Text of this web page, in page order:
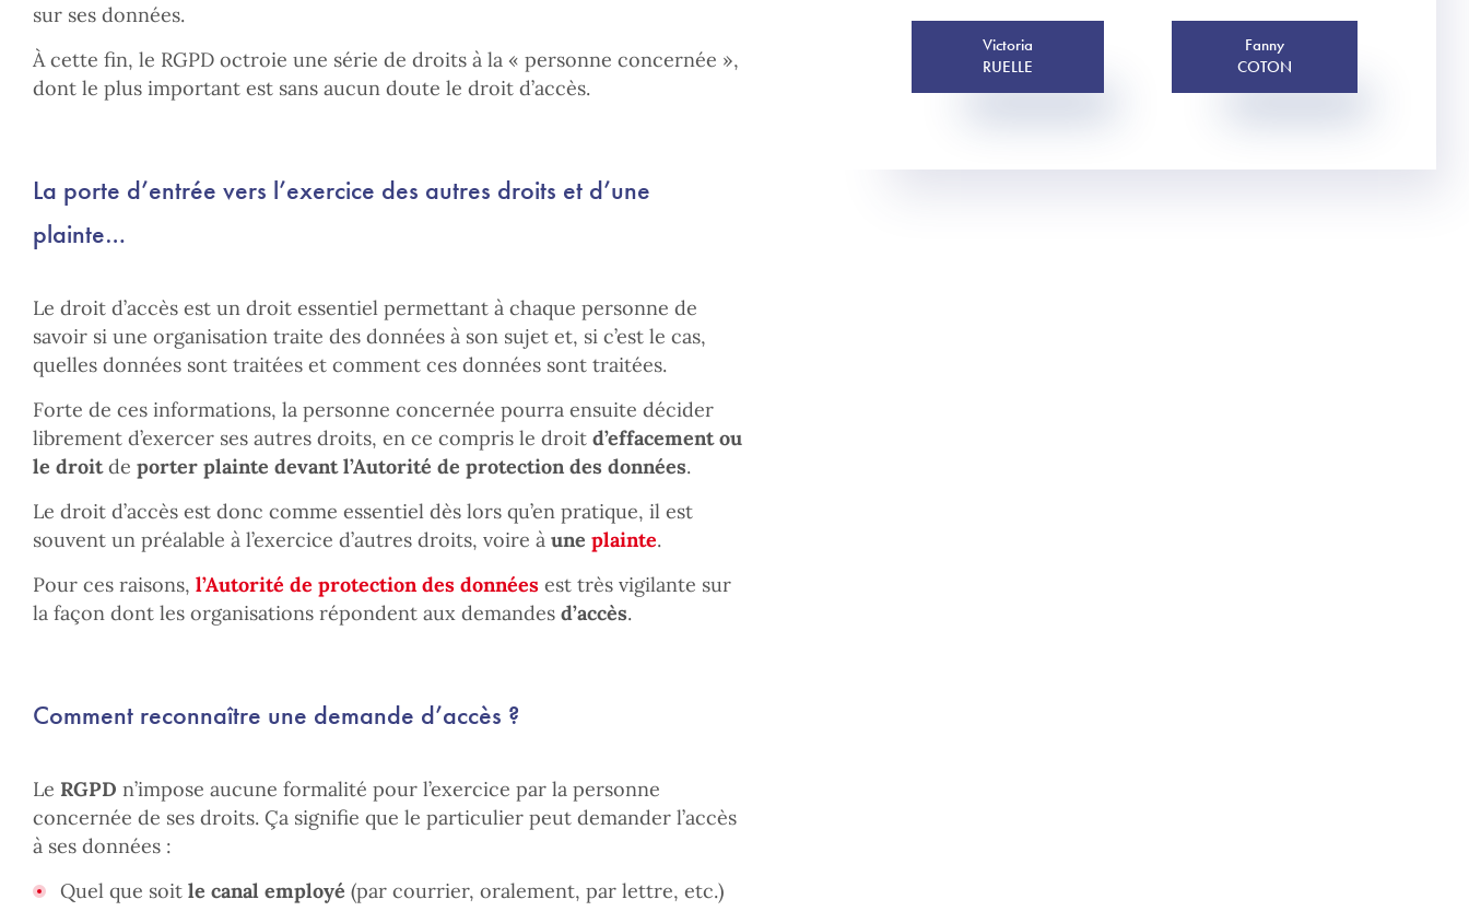
sur ses données.
À cette fin, le RGPD octroie une série de droits à la « personne concernée »,
dont le plus important est sans aucun doute le droit d’accès.
La porte d’entrée vers l’exercice des autres droits et d’une
plainte…
Le droit d’accès est un droit essentiel permettant à chaque personne de
savoir si une organisation traite des données à son sujet et, si c’est le cas,
quelles données sont traitées et comment ces données sont traitées.
Forte de ces informations, la personne concernée pourra ensuite décider
librement d’exercer ses autres droits, en ce compris le droit d’effacement ou
le droitde porter plainte devant l’Autorité de protection des données.
Le droit d’accès est donc comme essentiel dès lors qu’en pratique, il est
souvent un préalable à l’exercice d’autres droits, voire à une plainte.
Pour ces raisons, l’Autorité de protection des données est très vigilante sur
la façon dont les organisations répondent aux demandes d’accès.
Comment reconnaître une demande d’accès ?
Le RGPD n’impose aucune formalité pour l’exercice par la personne
concernée de ses droits. Ça signifie que le particulier peut demander l’accès
à ses données :
Quel que soit le canal employé (par courrier, oralement, par lettre, etc.)
Victoria
RUELLE
Fanny
COTON